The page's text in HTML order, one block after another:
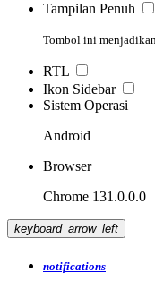
Tampilan Penuh
Tombol ini
RTL
Ikon Sidebar
Sistem Operasi
Android
Browser
Chrome 131.0.0.0
keyboard_arrow_left
notifications